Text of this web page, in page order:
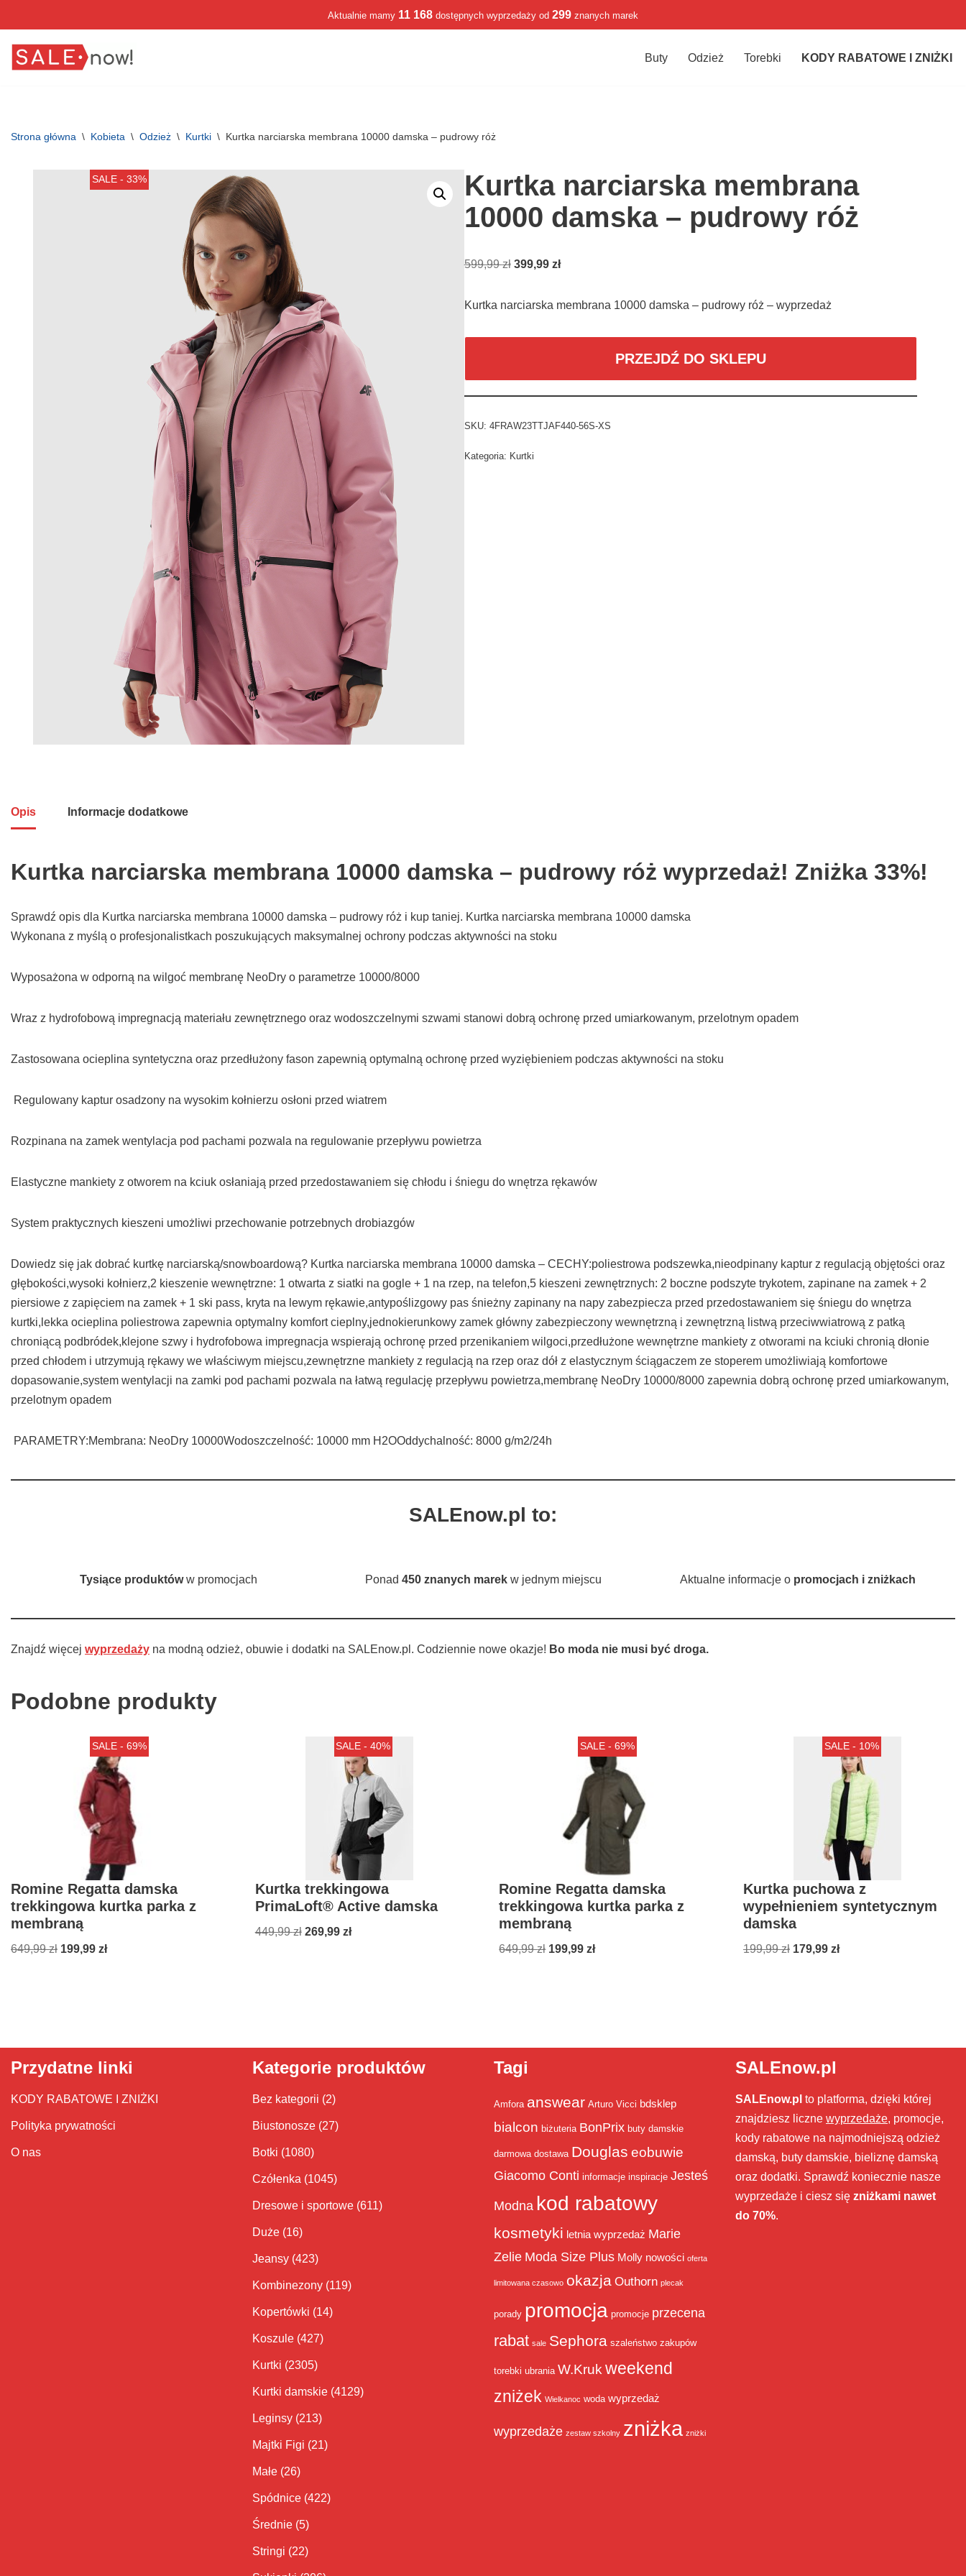
do
Aktualnie mamy 11 168 dostępnych wyprzedaży od 299 znanych marek
Buty Odzież Torebki KODY RABATOWE I ZNIŻKI
Strona główna \ Kobieta \ Odzież \ Kurtki \ Kurtka narciarska membrana 10000 damska – pudrowy róż
SALE - 33%
Kurtka narciarska membrana
10000 damska – pudrowy róż
599,99zł 399,99 zł
Kurtka narciarska membrana 10000 damska – pudrowy róż – wyprzedaż
PRZEJDŹ DO SKLEPU
SKU: 4FRAW23TTJAF440-56S-XS
Kategoria: Kurtki
Opis Informacje dodatkowe
Kurtka narciarska membrana 10000 damska – pudrowy róż wyprzedaż! Zniżka 33%!
Sprawdź opis dla Kurtka narciarska membrana 10000 damska – pudrowy róż i kup taniej. Kurtka narciarska membrana 10000 damska
Wykonana z myślą o profesjonalistkach poszukujących maksymalnej ochrony podczas aktywności na stoku
Wyposażona w odporną na wilgoć membranę NeoDry o parametrze 10000/8000
Wraz z hydrofobową impregnacją materiału zewnętrznego oraz wodoszczelnymi szwami stanowi dobrą ochronę przed umiarkowanym, przelotnym opadem
Zastosowana ocieplina syntetyczna oraz przedłużony fason zapewnią optymalną ochronę przed wyziębieniem podczas aktywności na stoku
Regulowany kaptur osadzony na wysokim kołnierzu osłoni przed wiatrem
Rozpinana na zamek wentylacja pod pachami pozwala na regulowanie przepływu powietrza
Elastyczne mankiety z otworem na kciuk osłaniają przed przedostawaniem się chłodu i śniegu do wnętrza rękawów
System praktycznych kieszeni umożliwi przechowanie potrzebnych drobiazgów
Dowiedz się jak dobrać kurtkę narciarską/snowboardową? Kurtka narciarska membrana 10000 damska – CECHY:poliestrowa podszewka,nieodpinany kaptur z regulacją objętości oraz
głębokości,wysoki kołnierz,2 kieszenie wewnętrzne: 1 otwarta z siatki na gogle + 1 na rzep, na telefon,5 kieszeni zewnętrznych: 2 boczne podszyte trykotem, zapinane na zamek + 2
piersiowe z zapięciem na zamek + 1 ski pass, kryta na lewym rękawie,antypoślizgowy pas śnieżny zapinany na napy zabezpiecza przed przedostawaniem się śniegu do wnętrza
kurtki,lekka ocieplina poliestrowa zapewnia optymalny komfort cieplny,jednokierunkowy zamek główny zabezpieczony wewnętrzną i zewnętrzną listwą przeciwwiatrową z patką
chroniącą podbródek,klejone szwy i hydrofobowa impregnacja wspierają ochronę przed przenikaniem wilgoci,przedłużone wewnętrzne mankiety z otworami na kciuki chronią dłonie
przed chłodem i utrzymują rękawy we właściwym miejscu,zewnętrzne mankiety z regulacją na rzep oraz dół z elastycznym ściągaczem ze stoperem umożliwiają komfortowe
dopasowanie,system wentylacji na zamki pod pachami pozwala na łatwą regulację przepływu powietrza,membranę NeoDry 10000/8000 zapewnia dobrą ochronę przed umiarkowanym,
przelotnym opadem
PARAMETRY:Membrana: NeoDry 10000Wodoszczelność: 10000 mm H2OOddychalność: 8000 g/m2/24h
SALEnow.pl to:
Tysiące produktóww promocjach Ponad 450 znanych marekw jednym miejscu Aktualne informacje o promocjach i zniżkach
Znajdź więcej wyprzedaży na modną odzież, obuwie i dodatki na SALEnow.pl. Codziennie nowe okazje! Bo moda nie musi być droga.
Podobne produkty
SALE - 69%
Romine Regatta damska
trekkingowa kurtka parka z
membraną
649,99zł 199,99 zł
SALE - 40%
Kurtka trekkingowa
PrimaLoft® Active damska
449,99zł 269,99 zł
SALE - 69%
Romine Regatta damska
trekkingowa kurtka parka z
membraną
649,99zł 199,99zł
SALE - 10%
Kurtka puchowa z
wypełnieniem syntetycznym
damska
199,99zł 179,99 zł
Przydatne linki
KODY RABATOWE I ZNIŻKI
Polityka prywatności
O nas
Kategorie produktów
Bez kategorii (2)
Biustonosze (27)
Botki (1080)
Czółenka (1045)
Dresowe i sportowe (611)
Duże (16)
Jeansy (423)
Kombinezony (119)
Kopertówki (14)
Koszule (427)
Kurtki (2305)
Kurtki damskie (4129)
Leginsy (213)
Majtki Figi (21)
Małe (26)
Spódnice (422)
Średnie (5)
Stringi (22)
Tagi
Amfora answear Arturo Vicci bdsklep
bialcon biżuteria BonPrix buty damskie
darmowa dostawa Douglas eobuwie
Giacomo Conti informacje inspiracje Jesteś
Modna kod rabatowy
kosmetyki letnia wyprzedaż Marie
Zelie Moda Size Plus Molly nowości oferta
limitowana czasowo okazja Outhorn plecak
porady promocja promocje przecena
rabat sale Sephora szaleństwo zakupów
torebki ubrania W.Kruk weekend
zniżek Wielkanoc woda wyprzedaż
wyprzedaże zestaw szkolny zniżka zniżki
SALEnow.pl
SALEnow.pl to platforma, dzięki której
znajdziesz liczne wyprzedaże, promocje,
kody rabatowe na najmodniejszą odzież
damską, buty damskie, bieliznę damską
oraz dodatki. Sprawdź koniecznie nasze
wyprzedaże i ciesz się zniżkami nawet
do 70%.